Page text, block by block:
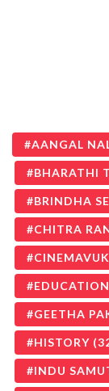
AANGAL
BHARATHI
BRINDHA
CHITRA
EDUCATION
GEETHA
HISTORY
INDU